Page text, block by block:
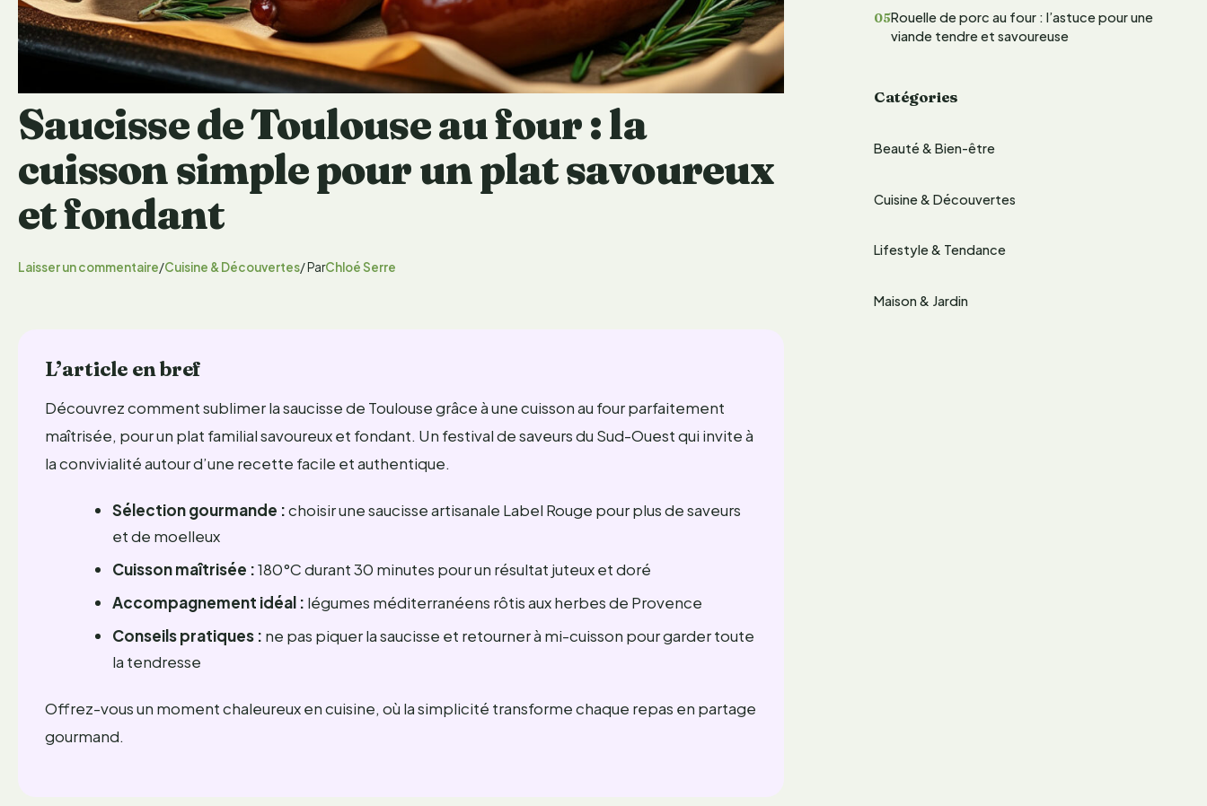
Saucisse de Toulouse au four : la
cuisson simple pour un plat savoureux
et fondant
Laisser un commentaire/Cuisine & Découvertes/ ParChloé Serre
L’article en bref
Découvrez comment sublimer la saucisse de Toulouse grâce à une cuisson au four parfaitement
maîtrisée, pour un plat familial savoureux et fondant. Un festival de saveurs du Sud-Ouest qui invite à
la convivialité autour d’une recette facile et authentique.
Sélection gourmande :choisir une saucisse artisanale Label Rouge pour plus de saveurs
et de moelleux
Cuisson maîtrisée :180°C durant 30 minutes pour un résultat juteux et doré
Accompagnement idéal : légumes méditerranéens rôtis aux herbes de Provence
Conseils pratiques : ne pas piquer la saucisse et retourner à mi-cuisson pour garder toute
la tendresse
Offrez-vous un moment chaleureux en cuisine, où la simplicité transforme chaque repas en partage
gourmand.
Rouelle de porc au four : l’astuce pour une
viande tendre et savoureuse
Catégories
Beauté & Bien-être
Cuisine & Découvertes
Lifestyle & Tendance
Maison & Jardin